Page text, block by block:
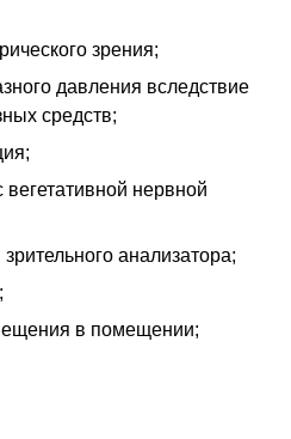
зрения;
давления вследствие
средств;
нервной
анализатора;
в помещении;